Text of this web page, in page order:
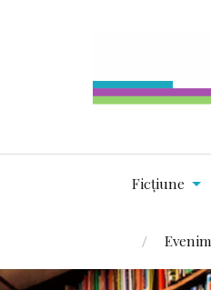
Ficțiune